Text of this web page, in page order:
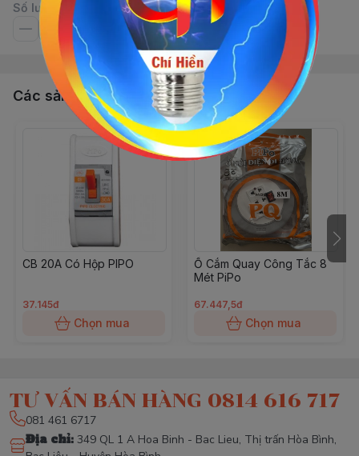
Số lượng
Các sản phẩm, dịch vụ khác
CB 20A Có Hộp PIPO
37.145đ
Chọn mua
Ổ Cắm Quay Công Tắc 8
Mét PiPo
67.447,5đ
Chọn mua
TƯ VẤN BÁN HÀNG 0814 616 717
081 461 6717
Địa chỉ: 349 QL 1 A Hoa Binh - Bac Lieu, Thị trấn Hòa Bình,